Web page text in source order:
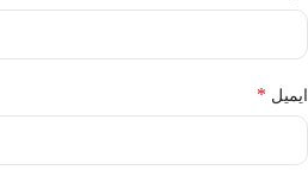
ایمیل *